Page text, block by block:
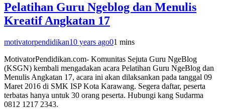
Pelatihan Guru Ngeblog dan Menulis
Kreatif Angkatan 17
motivatorpendidikan10 years ago01 mins
MotivatorPendidikan.com- Komunitas Sejuta Guru NgeBlog
(KSGN) kembali mengadakan acara Pelatihan Guru NgeBlog dan
Menulis Angkatan 17, acara ini akan dilaksankan pada tanggal 09
Maret 2016 di SMK ISP Kota Karawang. Segera daftar, peserta
terbatas hanya untuk 30 orang peserta. Hubungi kang Sudarma
0812 1217 2343.